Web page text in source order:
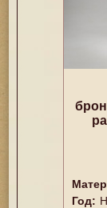
Год: